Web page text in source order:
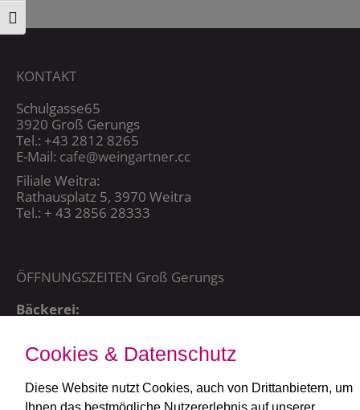
Toggle Font size
KONTAKT
Schulgasse65
3920 Groß Gerungs
Tel.: +43 2812 8265
E-Mail: cafe@weingartner.cc
Filiale Weitra:
Rathausplatz 5, 3970 Weitra
Tel.: + 43 2856 28333
ÖFFNUNGSZEITEN Groß Gerungs
Bäckerei:
Café:
täglich ab 7:30 Uhr
Cookies & Datenschutz
Diese Website nutzt Cookies, auch von Drittanbietern, um
Ihnen das bestmögliche Nutzererlebnis auf unserer